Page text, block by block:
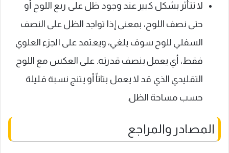
لا تتأثر بشكل كبير عند وجود ظل على ربع اللوح أو
حتى نصف اللوح، بمعنى إذا تواجد الظل على النصف
السفلي للوح سوف يلغي، ويعتمد على الجزء العلوي
فقط، أي يعمل بنصف قدرته. على العكس مع اللوح
التقليدي الذي قد لا يعمل بتاتاً أو يتنج نسبة قليلة
حسب مساحة الظل.
المصادر والمراجع